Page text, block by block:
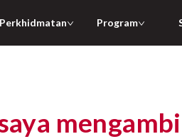
Perkhidmatan Program